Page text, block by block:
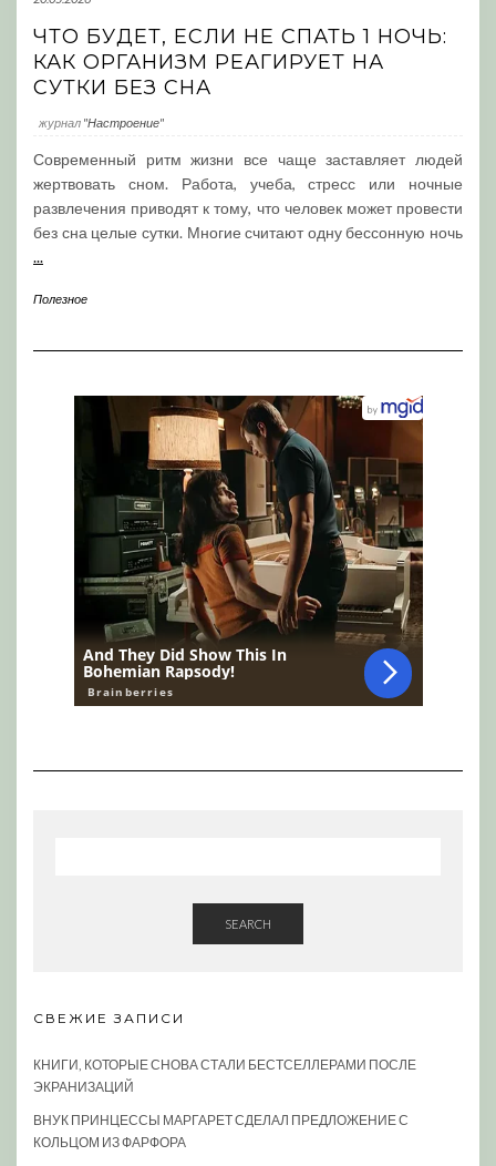
ЧТО БУДЕТ, ЕСЛИ НЕ СПАТЬ 1 НОЧЬ:
КАК ОРГАНИЗМ РЕАГИРУЕТ НА
СУТКИ БЕЗ СНА
журнал "Настроение"
Современный ритм жизни все чаще заставляет людей
жертвовать сном. Работа, учеба, стресс или ночные
развлечения приводят к тому, что человек может провести
без сна целые сутки. Многие считают одну бессонную ночь
...
Полезное
SEARCH
СВЕЖИЕ ЗАПИСИ
КНИГИ, КОТОРЫЕ СНОВА СТАЛИ БЕСТСЕЛЛЕРАМИ ПОСЛЕ
ЭКРАНИЗАЦИЙ
ВНУК ПРИНЦЕССЫ МАРГАРЕТ СДЕЛАЛ ПРЕДЛОЖЕНИЕ С
КОЛЬЦОМ ИЗ ФАРФОРА